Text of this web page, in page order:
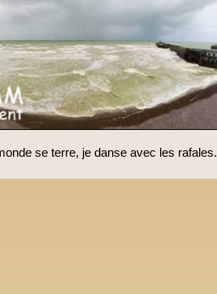
se terre, je danse avec les rafales.